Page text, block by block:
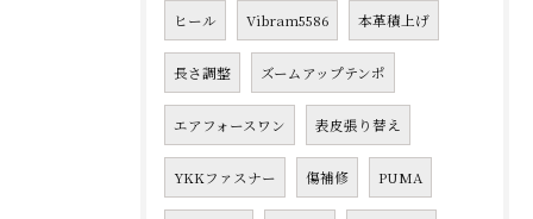
ヒール Vibram5586 本革積上げ
長さ調整 ズームアップテンポ
エアフォースワン 表皮張り替え
YKKファスナー 傷補修 PUMA